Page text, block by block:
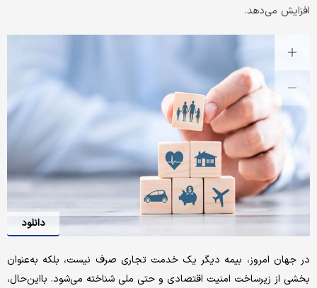
افزایش می‌دهد.
دانلود
در جهان امروز، بیمه دیگر یک خدمت تجاری صرف نیست، بلکه به‌عنوان
بخشی از زیرساخت امنیت اقتصادی و حتی ملی شناخته می‌شود. با‌این‌حال،